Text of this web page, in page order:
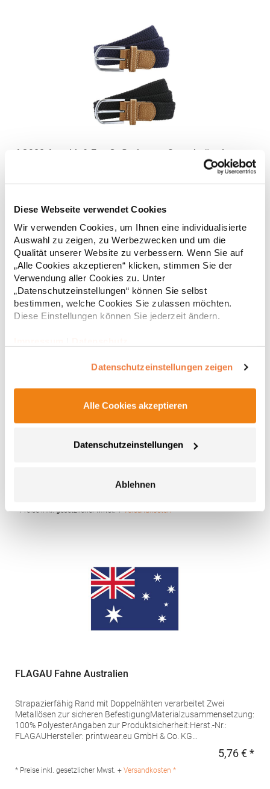
Diese Webseite verwendet Cookies
Wir verwenden Cookies, um Ihnen eine individualisierte
Auswahl zu zeigen, zu Werbezwecken und um die
Qualität unserer Website zu verbessern. Wenn Sie auf
„Alle Cookies akzeptieren“ klicken, stimmen Sie der
Verwendung aller Cookies zu. Unter
„Datenschutzeinstellungen“ können Sie selbst
bestimmen, welche Cookies Sie zulassen möchten.
Diese Einstellungen können Sie jederzeit ändern.
Datenschutzeinstellungen zeigen
Alle Cookies akzeptieren
Datenschutzeinstellungen
Ablehnen
AQ900 Asquith & Fox Geflochtener Stretchgürtel
Gummi und Kunstleder Strukturierter, gewebter
Produktsicherheit: Herstellernummer:AQ900Saxnet Ltd, Unit 8
Naas Road Bus. Park, Naas Road, Dublin D12 ER80
ROIinfo@asquithandfox.com,
www.asquithandfox.comGrammatur: 120
g/m²Materialzusammensetzung: 100% Polyester
13,66 € *
* Preise inkl. gesetzlicher Mwst. +Versandkosten *
Strapazierfähig Rand mit Doppelnähten verarbeitet Zwei
Rheinlanddamm 199 44139 Dortmund Deutschland E-Mail:
* Preise inkl. gesetzlicher Mwst. +Versandkosten *
FLAGAU Fahne Australien
Strapazierfähig Rand mit Doppelnähten verarbeitet Zwei
Metallösen zur sicheren BefestigungMaterialzusammensetzung:
100% PolyesterAngaben zur Produktsicherheit:Herst.-Nr.:
FLAGAUHersteller: printwear.eu GmbH & Co. KG
5,76 € *
* Preise inkl. gesetzlicher Mwst. + Versandkosten *